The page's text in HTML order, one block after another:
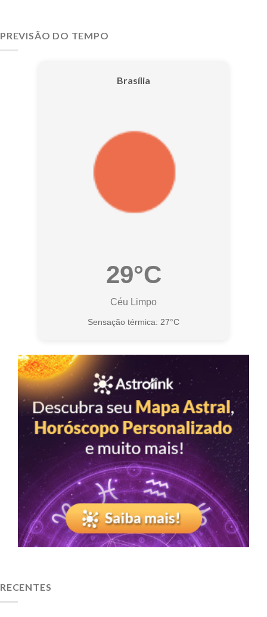
PREVISÃO DO TEMPO
Brasília
29°C
Céu Limpo
Sensação térmica: 27°C
RECENTES